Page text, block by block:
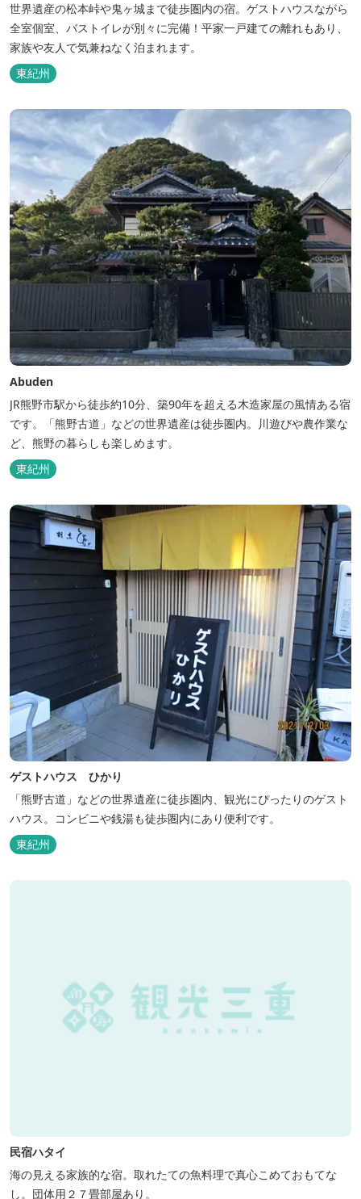
世界遺産の松本峠や鬼ヶ城まで徒歩圏内の宿。ゲストハウスながら
全室個室、バストイレが別々に完備！平家一戸建ての離れもあり、
家族や友人で気兼ねなく泊まれます。
東紀州
Abuden
JR熊野市駅から徒歩約10分、築90年を超える木造家屋の風情ある宿
です。「熊野古道」などの世界遺産は徒歩圏内。川遊びや農作業な
ど、熊野の暮らしも楽しめます。
東紀州
ゲストハウス ひかり
「熊野古道」などの世界遺産に徒歩圏内、観光にぴったりのゲスト
ハウス。コンビニや銭湯も徒歩圏内にあり便利です。
東紀州
民宿ハタイ
海の見える家族的な宿。取れたての魚料理で真心こめておもてな
し。団体用２７畳部屋あり。